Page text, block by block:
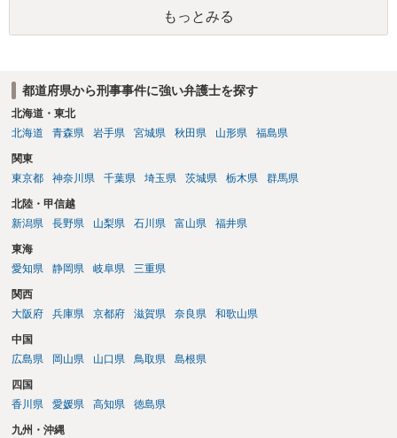
もっとみる
都道府県から刑事事件に強い弁護士を探す
北海道・東北
北海道
青森県 岩手県 宮城県 秋田県 山形県 福島県
関東
東京都
神奈川県 千葉県 埼玉県 茨城県 栃木県 群馬県
北陸・甲信越
新潟県
長野県 山梨県 石川県 富山県 福井県
東海
愛知県
静岡県 岐阜県 三重県
関西
大阪府
兵庫県 京都府 滋賀県 奈良県 和歌山県
中国
広島県
岡山県 山口県 鳥取県 島根県
四国
香川県
愛媛県 高知県 徳島県
九州・沖縄